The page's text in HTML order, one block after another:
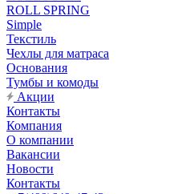
ROLL SPRING
Simple
Текстиль
Чехлы для матраса
Основания
Тумбы и комоды
Акции
Контакты
Компания
О компании
Вакансии
Новости
Контакты